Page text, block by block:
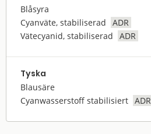
Blåsyra
Cyanväte, stabiliserad
ADR
Vätecyanid, stabiliserad
ADR
Tyska
Blausäre
Cyanwasserstoff stabilisiert ADR